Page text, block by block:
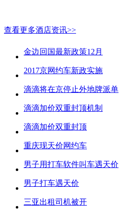
查看更多酒店资讯>>
金边回国最新政策12月
2017京网约车新政实施
滴滴将在京停止外地牌派单
滴滴加价双重封顶机制
滴滴加价双重封顶
重庆现天价网约车
男子用打车软件叫车遇天价
男子打车遇天价
三亚出租司机被开